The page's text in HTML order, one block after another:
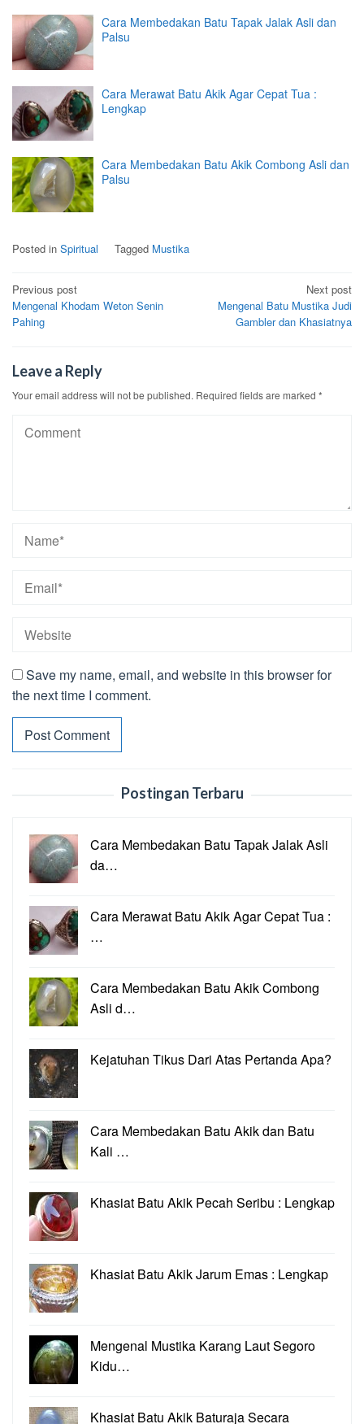
Cara Membedakan Batu Tapak Jalak Asli dan
Palsu
Cara Merawat Batu Akik Agar Cepat Tua :
Lengkap
Cara Membedakan Batu Akik Combong Asli dan
Palsu
Posted in Spiritual Tagged Mustika
Post
navigation
Previous post
Mengenal Khodam Weton Senin
Pahing
Next post
Mengenal Batu Mustika Judi
Gambler dan Khasiatnya
Leave a Reply
Your email address will not be published. Required fields are marked *
Save my name, email, and website in this browser for
the next time I comment.
Postingan Terbaru
Cara Membedakan Batu Tapak Jalak Asli
da…
Cara Merawat Batu Akik Agar Cepat Tua :
…
Cara Membedakan Batu Akik Combong
Asli d…
Kejatuhan Tikus Dari Atas Pertanda Apa?
Cara Membedakan Batu Akik dan Batu
Kali …
Khasiat Batu Akik Pecah Seribu : Lengkap
Khasiat Batu Akik Jarum Emas : Lengkap
Mengenal Mustika Karang Laut Segoro
Kidu…
Khasiat Batu Akik Baturaja Secara